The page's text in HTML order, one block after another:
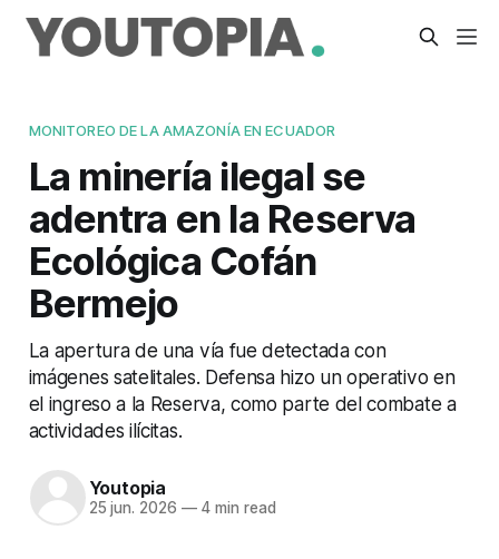
MONITOREO DE LA AMAZONÍA EN ECUADOR
La minería ilegal se
adentra en la Reserva
Ecológica Cofán
Bermejo
La apertura de una vía fue detectada con
imágenes satelitales. Defensa hizo un operativo en
el ingreso a la Reserva, como parte del combate a
actividades ilícitas.
Youtopia
25 jun. 2026 —4 min read